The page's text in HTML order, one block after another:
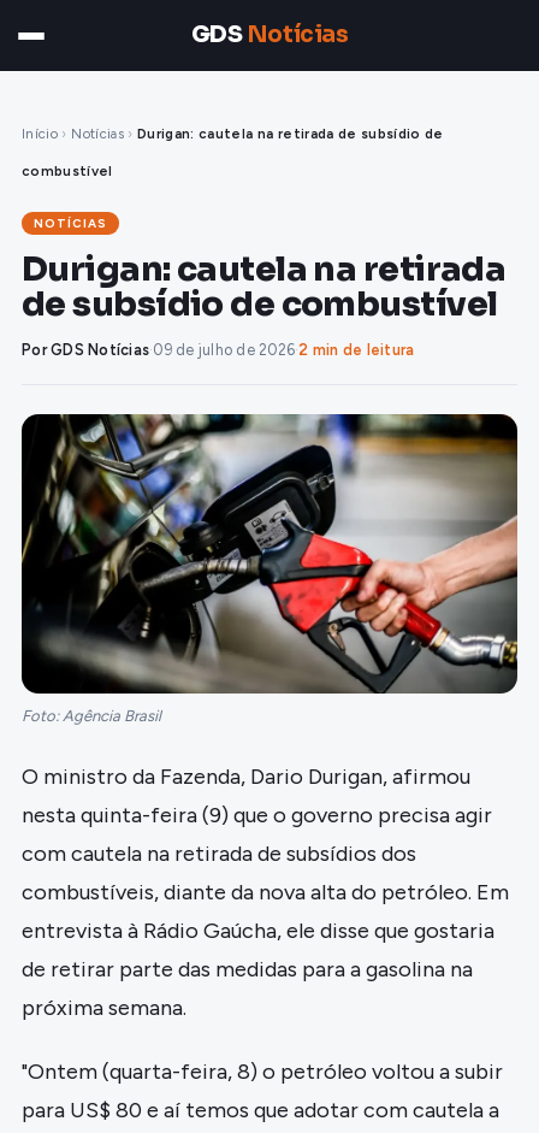
GDS Notícias
Início › Notícias › Durigan: cautela na retirada de subsídio de
combustível
NOTÍCIAS
Durigan: cautela na retirada
de subsídio de combustível
Por GDS Notícias·09 de julho de 2026·2 min de leitura
Foto: Agência Brasil
O ministro da Fazenda, Dario Durigan, afirmou
nesta quinta-feira (9) que o governo precisa agir
com cautela na retirada de subsídios dos
combustíveis, diante da nova alta do petróleo. Em
entrevista à Rádio Gaúcha, ele disse que gostaria
de retirar parte das medidas para a gasolina na
próxima semana.
"Ontem (quarta-feira, 8) o petróleo voltou a subir
para US$ 80 e aí temos que adotar com cautela a